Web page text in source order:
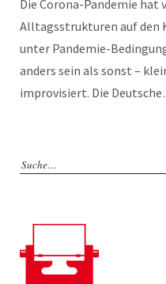
Die Corona-Pandemie hat
Alltagsstrukturen auf den
unter Pandemie-
anders sein als sonst –
improvisiert. Die